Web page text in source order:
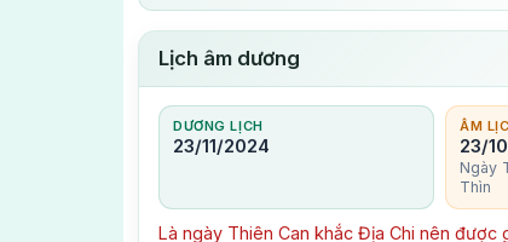
Lịch âm dương
DƯƠNG LỊCH
23/11/2024
ÂM
23/
Ngày
Thìn
Là ngày Thiên Can khắc Địa Chi nên được